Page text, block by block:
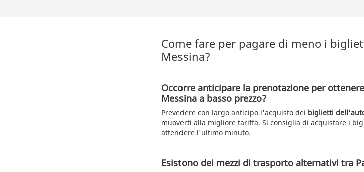
Come fare per pagare di meno i
Messina?
Occorre anticipare la prenotazione per
Messina a basso prezzo?
Prevedere con largo anticipo l'acquisto dei biglietti
muoverti alla migliore tariffa. Si consiglia di acquistare i
attendere l'ultimo minuto.
Esistono dei mezzi di trasporto alternativi tra